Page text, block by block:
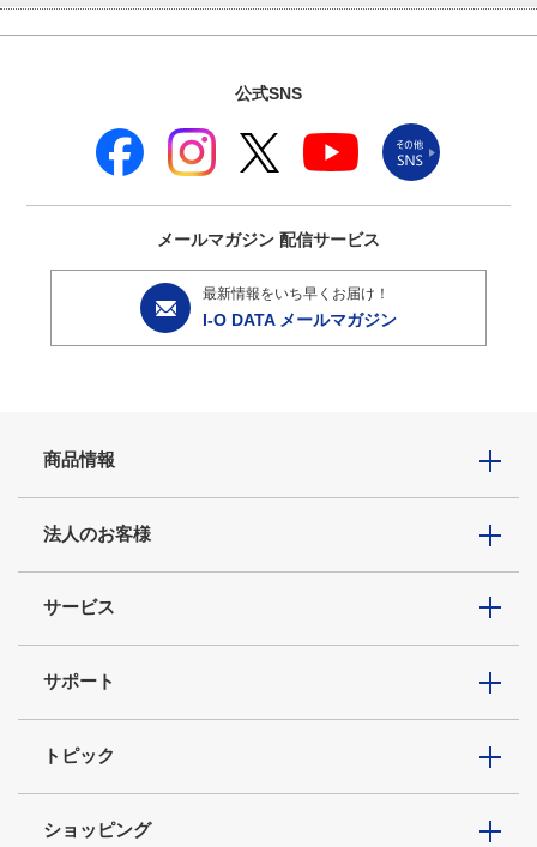
公式SNS
メールマガジン 配信サービス
最新情報をいち早くお届け！
I-O DATA メールマガジン
商品情報
法人のお客様
サービス
サポート
トピック
ショッピング